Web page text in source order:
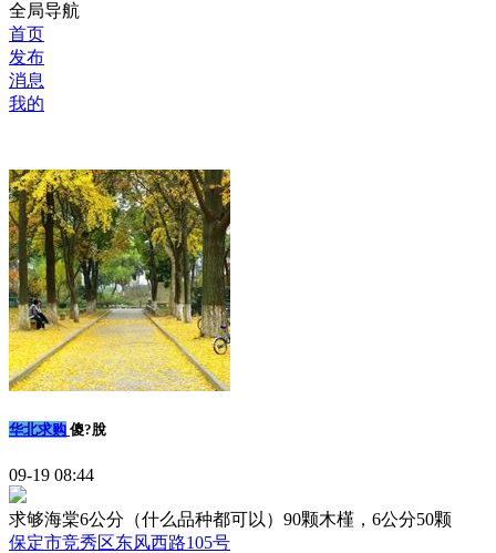
全局导航
首页
发布
消息
我的
华北求购 傻?脫
09-19 08:44
求够海棠6公分（什么品种都可以）90颗木槿，6公分50颗
保定市竞秀区东风西路105号